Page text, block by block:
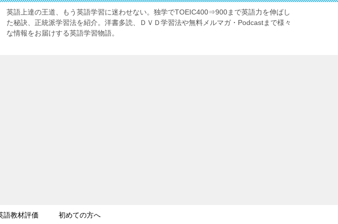
英語上達の王道、もう英語学習に迷わせない。独学でTOEIC400⇒900まで英語力を伸ばし
た秘訣、正統派学習法を紹介。洋書多読、ＤＶＤ学習法や無料メルマガ・Podcastまで様々
な情報をお届けする英語学習物語。
語教材評価 初めての方へ